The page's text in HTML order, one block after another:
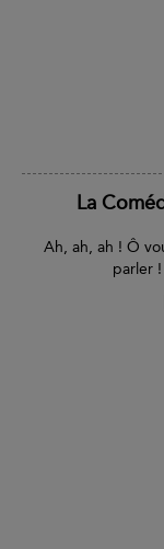
La
Ah, ah, ah ! Ô
parler